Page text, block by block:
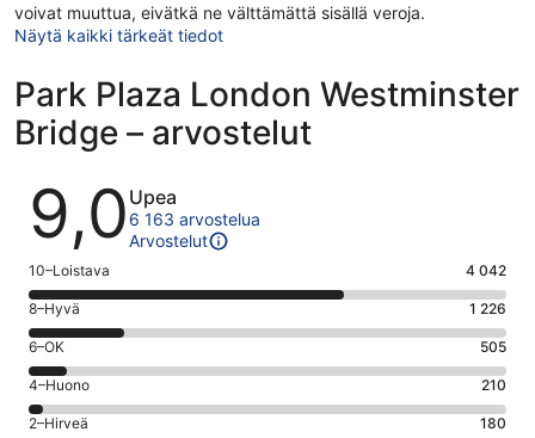
voivat muuttua, eivätkä ne välttämättä sisällä veroja.
Näytä kaikki tärkeät tiedot
Park Plaza London Westminster
Bridge – arvostelut
Arvostelut
9,0 Upea
6 163 arvostelua
Arvostelut
Arvosana
10
-
Loistava.
4042
kautta
6163
10–Loistava 4 042
Arvosana
8
-
Hyvä.
1226
kautta
8–Hyvä 1 226
Arvosana
6
-
OK.
6–OK 505
Arvosana
4
4–Huono 210
Arvosana
2–Hirveä 180